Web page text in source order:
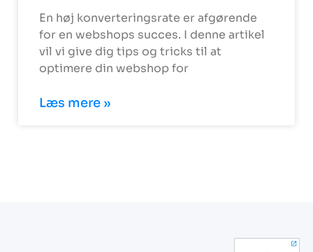
En høj konverteringsrate er afgørende
for en webshops succes. I denne artikel
vil vi give dig tips og tricks til at
optimere din webshop for
Læs mere »